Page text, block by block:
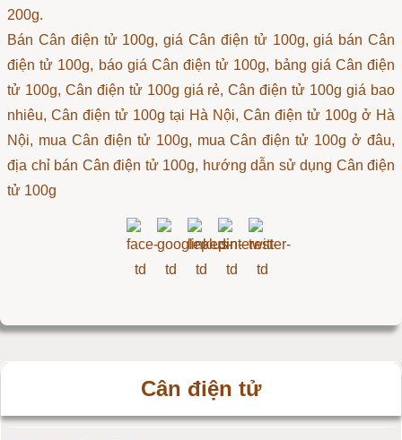
200g.
Bán Cân điện tử 100g, giá Cân điện tử 100g, giá bán Cân
điện tử 100g, báo giá Cân điện tử 100g, bảng giá Cân điện
tử 100g, Cân điện tử 100g giá rẻ, Cân điện tử 100g giá bao
nhiêu, Cân điện tử 100g tại Hà Nội, Cân điện tử 100g ở Hà
Nội, mua Cân điện tử 100g, mua Cân điện tử 100g ở đâu,
địa chỉ bán Cân điện tử 100g, hướng dẫn sử dụng Cân điện
tử 100g
Cân điện tử